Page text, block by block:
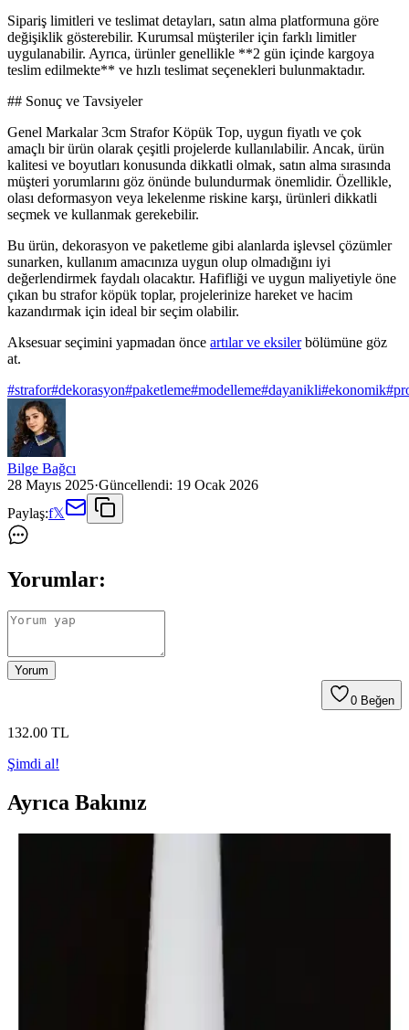
Sipariş limitleri ve teslimat detayları, satın alma platformuna göre
değişiklik gösterebilir. Kurumsal müşteriler için farklı limitler
uygulanabilir. Ayrıca, ürünler genellikle **2 gün içinde kargoya
teslim edilmekte** ve hızlı teslimat seçenekleri bulunmaktadır.
## Sonuç ve Tavsiyeler
Genel Markalar 3cm Strafor Köpük Top, uygun fiyatlı ve çok
amaçlı bir ürün olarak çeşitli projelerde kullanılabilir. Ancak, ürün
kalitesi ve boyutları konusunda dikkatli olmak, satın alma sırasında
müşteri yorumlarını göz önünde bulundurmak önemlidir. Özellikle,
olası deformasyon veya lekelenme riskine karşı, ürünleri dikkatli
seçmek ve kullanmak gerekebilir.
Bu ürün, dekorasyon ve paketleme gibi alanlarda işlevsel çözümler
sunarken, kullanım amacınıza uygun olup olmadığını iyi
değerlendirmek faydalı olacaktır. Hafifliği ve uygun maliyetiyle öne
çıkan bu strafor köpük toplar, projelerinize hareket ve hacim
kazandırmak için ideal bir seçim olabilir.
Aksesuar seçimini yapmadan önce artılar ve eksilerbölümüne göz
at.
#strafor#dekorasyon#paketleme#modelleme#dayanikli#ekonomik#
Bilge Bağcı
28 Mayıs 2025·Güncellendi: 19 Ocak 2026
Paylaş:f𝕏
Yorumlar:
Yorum
0 Beğen
132.00 TL
Şimdi al!
Ayrıca Bakınız
2025'te Strafor Köpük 4 cm ile Dekorasyonda
Strafor köpük 4 cm ile dekorasyon ve yalıtımda çok yönlü
avantajları keşfedin. Hemen detayları öğrenin!
Linda Desenli Strafor Tavan Lamba Göbeği 40 cm
Hafif ve Dayanıklı Dekoratif Aksesuar
Linda desenli strafor tavan göbeği, hafifliği ve estetiğiyle iç